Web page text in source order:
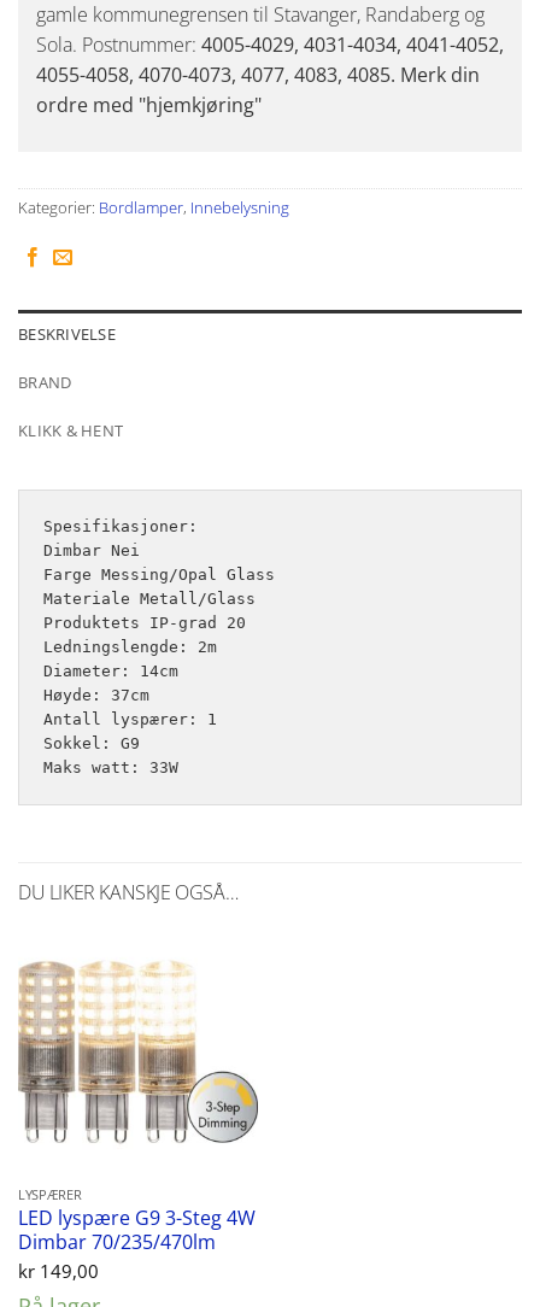
gamle kommunegrensen til Stavanger, Randaberg og
Sola. Postnummer: 4005-4029, 4031-4034, 4041-4052,
4055-4058, 4070-4073, 4077, 4083, 4085. Merk din
ordre med "hjemkjøring"
Kategorier: Bordlamper, Innebelysning
BESKRIVELSE
BRAND
KLIKK & HENT
Spesifikasjoner:
Dimbar Nei
Farge Messing/Opal Glass
Materiale Metall/Glass
Produktets IP-grad 20
Ledningslengde: 2m
Diameter: 14cm
Høyde: 37cm
Antall lyspærer: 1
Sokkel: G9
Maks watt: 33W
DU LIKER KANSKJE OGSÅ…
LYSPÆRER
LED lyspære G9 3-Steg 4W
Dimbar 70/235/470lm
kr149,00